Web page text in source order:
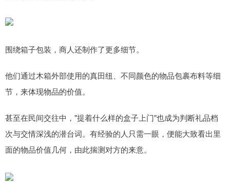
围绕箱子包装，商人还制作了更多细节。
他们通过木箱外部使用的真田纽、不同颜色的物品包裹布料等细
节，来体现物品的价值。
甚至在民间交往中，"提着什么样的盒子上门"也成为判断礼品档
次与交情深浅的潜台词。有经验的人只需一眼，便能大致看出里
面的物品价值几何，由此揣测对方的来意。